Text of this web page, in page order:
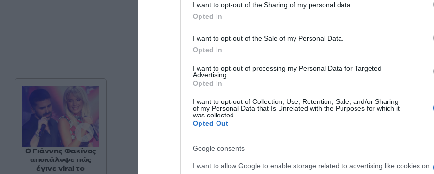
I want to opt-out of the Sharing of my personal data.
Opted In
I want to opt-out of the Sale of my Personal Data.
Opted In
I want to opt-out of processing my Personal Data for Targeted
Advertising.
Opted In
I want to opt-out of Collection, Use, Retention, Sale, and/or Sharing
of my Personal Data that Is Unrelated with the Purposes for which it
was collected.
Opted Out
Google consents
I want to allow Google to enable storage related to advertising like cookies on
Ο Γιάννης Φακίνος
αποκάλυψε πώς
έγινε viral το